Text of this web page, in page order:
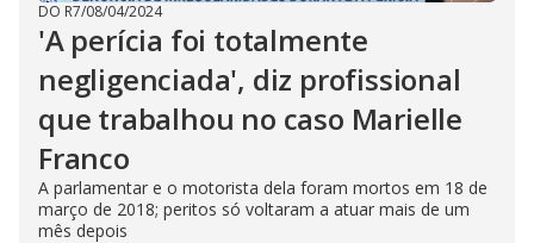
DO R7/08/04/2024
'A perícia foi totalmente
negligenciada', diz profissional
que trabalhou no caso Marielle
Franco
A parlamentar e o motorista dela foram mortos em 18 de
março de 2018; peritos só voltaram a atuar mais de um
mês depois